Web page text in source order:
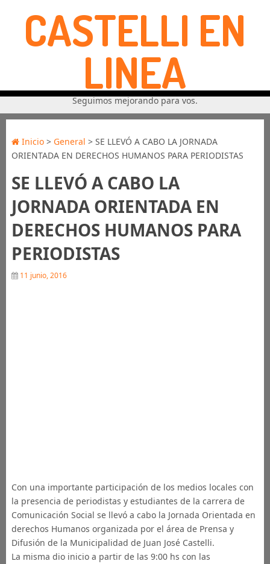
CASTELLI EN
LINEA
Seguimos mejorando para vos.
Inicio> General > SE LLEVÓ A CABO LA JORNADA
ORIENTADA EN DERECHOS HUMANOS PARA PERIODISTAS
SE LLEVÓ A CABO LA
JORNADA ORIENTADA EN
DERECHOS HUMANOS PARA
PERIODISTAS
11 junio, 2016
Con una importante participación de los medios locales con
la presencia de periodistas y estudiantes de la carrera de
Comunicación Social se llevó a cabo la Jornada Orientada en
derechos Humanos organizada por el área de Prensa y
Difusión de la Municipalidad de Juan José Castelli.
La misma dio inicio a partir de las 9:00 hs con las